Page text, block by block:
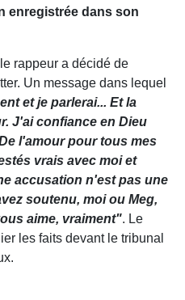
enregistrée dans son
rappeur a décidé de
Un message dans lequel
et je parlerai... Et la
J'ai confiance en Dieu
l'amour pour tous mes
vrais avec moi et
accusation n'est pas une
soutenu, moi ou Meg,
aime, vraiment". Le
les faits devant le tribunal